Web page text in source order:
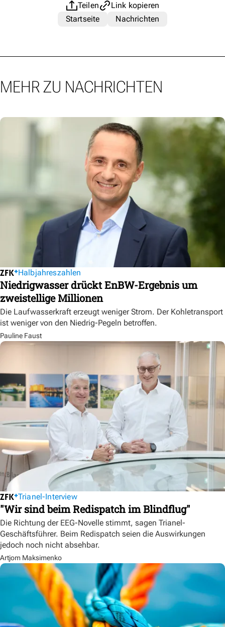
Teilen
Link kopieren
Startseite
Nachrichten
MEHR ZU NACHRICHTEN
Halbjahreszahlen
Niedrigwasser drückt EnBW-Ergebnis um
zweistellige Millionen
Die Laufwasserkraft erzeugt weniger Strom. Der Kohletransport
ist weniger von den Niedrig-Pegeln betroffen.
Pauline Faust
Trianel-Interview
"Wir sind beim Redispatch im Blindflug"
Die Richtung der EEG-Novelle stimmt, sagen Trianel-
Geschäftsführer. Beim Redispatch seien die Auswirkungen
jedoch noch nicht absehbar.
Artjom Maksimenko